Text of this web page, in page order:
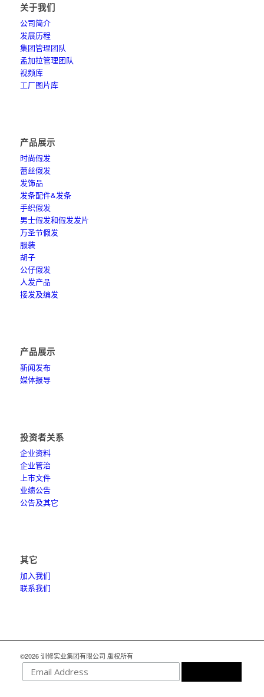
关于我们
公司简介
发展历程
集团管理团队
孟加拉管理团队
视频库
工厂图片库
产品展示
时尚假发
蕾丝假发
发饰品
发条配件&发条
手织假发
男士假发和假发发片
万圣节假发
服装
胡子
公仔假发
人发产品
接发及编发
产品展示
新闻发布
媒体报导
投资者关系
企业资料
企业管治
上市文件
业绩公告
公告及其它
其它
加入我们
联系我们
©2026 训修实业集团有限公司 版权所有